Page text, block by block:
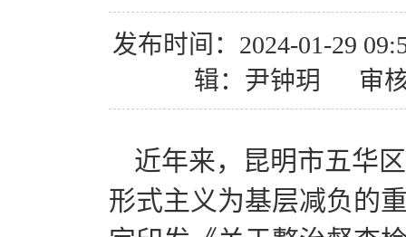
发布时间：2024-01-29
辑：尹钟玥
审
近年来，昆明市五华
形式主义为基层减负的